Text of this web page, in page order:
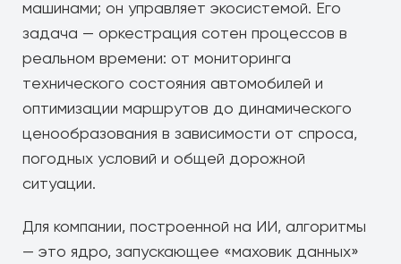
машинами; он управляет экосистемой. Его
задача — оркестрация сотен процессов в
реальном времени: от мониторинга
технического состояния автомобилей и
оптимизации маршрутов до динамического
ценообразования в зависимости от спроса,
погодных условий и общей дорожной
ситуации.
Для компании, построенной на ИИ, алгоритмы
— это ядро, запускающее «маховик данных»